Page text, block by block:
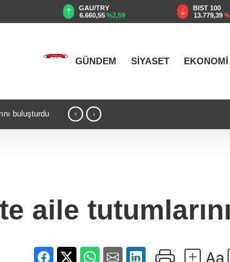
13.779,39
GÜNDEM SİYASET EKONOMİ
13:37 - Kayseri Uluslararası Âşık
‹ ›
aile